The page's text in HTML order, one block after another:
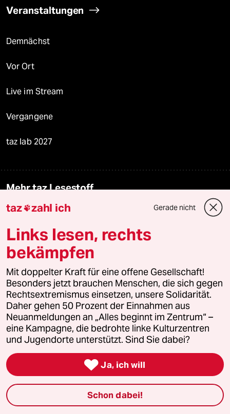
Veranstaltungen
Demnächst
Vor Ort
Live im Stream
Vergangene
taz lab 2027
Mehr taz Lesestoff
taz FUTURZWEI
Le Monde diplomatique
taz Archiv
Mehr taz Angebote
Reisen
Kantine
taz zahl ich Gerade nicht
Links lesen, rechts
bekämpfen
Mit doppelter Kraft für eine offene Gesellschaft!
Besonders jetzt brauchen Menschen, die sich gegen
Rechtsextremismus einsetzen, unsere Solidarität.
Daher gehen 50 Prozent der Einnahmen aus
Neuanmeldungen an „Alles beginnt im Zentrum“ –
eine Kampagne, die bedrohte linke Kulturzentren
und Jugendorte unterstützt. Sind Sie dabei?
 Ja, ich will
Schon dabei!